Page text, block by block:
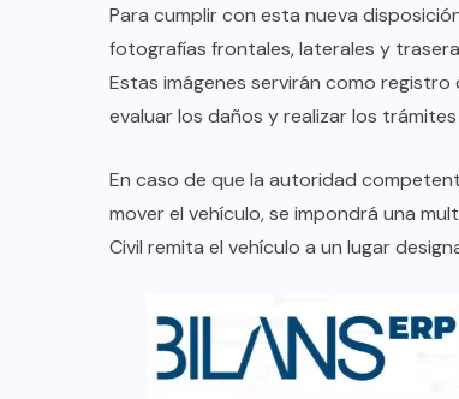
Para cumplir con esta nueva
fotografías frontales, laterales y
Estas imágenes servirán como
evaluar los daños y realizar los
En caso de que la autoridad
mover el vehículo, se impondrá una
Civil remita el vehículo a un lugar